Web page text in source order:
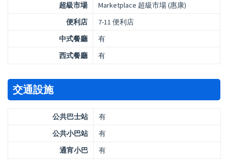
超級市場
Marketplace 超級市場 (惠康)
便利店
7-11 便利店
中式餐廳
有
西式餐廳
有
交通設施
公共巴士站
有
公共小巴站
有
通宵小巴
有